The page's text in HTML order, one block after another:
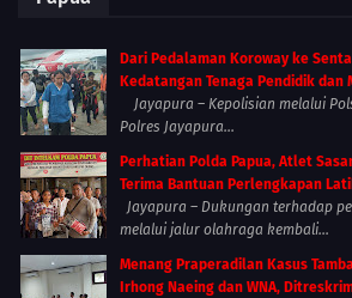
Dari Pedalaman Koroway ke
Kedatangan Tenaga Pendidik dan
Jayapura – Kepolisian melalui
Polres Jayapura...
Perhatian Polda Papua, Atlet
Terima Bantuan Perlengkapan
Jayapura – Dukungan terhadap
melalui jalur olahraga kembali...
Menang Praperadilan Kasus
Irhong Naeing dan WNA,